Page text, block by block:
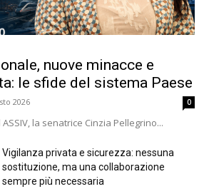
nuove minacce e
le sfide del sistema Paese
2026 0
la senatrice Cinzia Pellegrino...
Vigilanza privata e sicurezza: nessuna
sostituzione, ma una collaborazione
sempre più necessaria